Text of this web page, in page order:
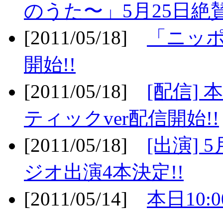
のうた〜」5月25日絶
[2011/05/18]
「ニッ
開始!!
[2011/05/18] [配信]
ティックver配信開始!!
[2011/05/18] [出演] 5
ジオ出演4本決定!!
[2011/05/14] 本日